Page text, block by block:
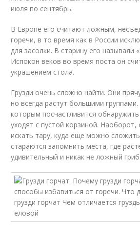
июля по сентябрь.
В Европе его считают ложным,
горечи, в то время как в России
для засолки. В старину его называли
Испокон веков во время поста он
украшением стола.
Грузди очень сложно найти. Они
но всегда растут большими
которым посчастливится обнаружить
уходят с пустой корзиной. Наоборот,
искать тару, куда еще можно
стараются запомнить места, где
удивительный и никак не ложный гриб.